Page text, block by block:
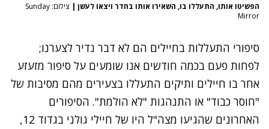
הפשיטו אותו, התעללו בו, השאירו אותו בחדר ויצאו לעשן |
צילום: Sunday
Mirror
סיפורי התעללות בחיילים הם לא דבר נדיר לצערנו;
לפחות פעם בכמה חודשים אנו שומעים על סיפור מזעזע
אחר בו חיילים ותיקים התעללו בצעירים מהם מסיבות של
"חוסר כבוד" או התנהגות "לא הולמת". הסיפורים
האחרונים שהגיעו מצה"ל היו של חיילי גולני בגדוד 12
,